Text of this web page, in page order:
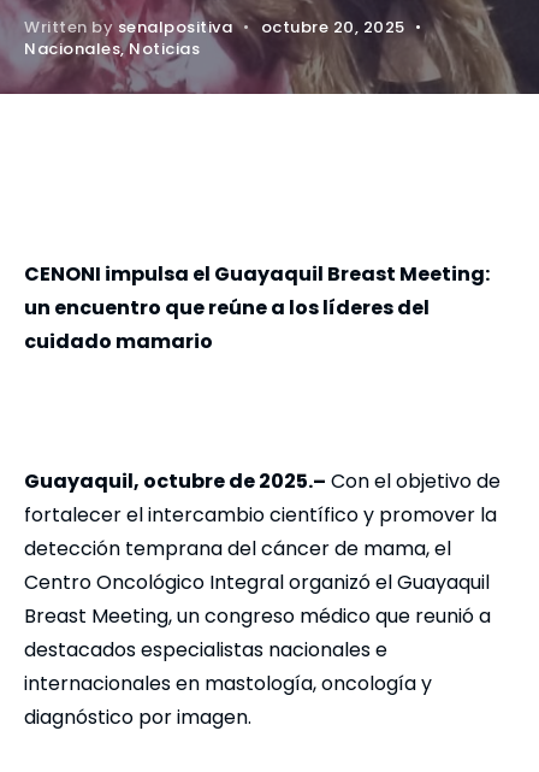
Written by senalpositiva • octubre 20, 2025 •
Nacionales,Noticias
CENONI impulsa el Guayaquil Breast Meeting:
un encuentro que reúne a los líderes del
cuidado mamario
Guayaquil, octubre de 2025.– Con el objetivo de
fortalecer el intercambio científico y promover la
detección temprana del cáncer de mama, el
Centro Oncológico Integral organizó el Guayaquil
Breast Meeting, un congreso médico que reunió a
destacados especialistas nacionales e
internacionales en mastología, oncología y
diagnóstico por imagen.